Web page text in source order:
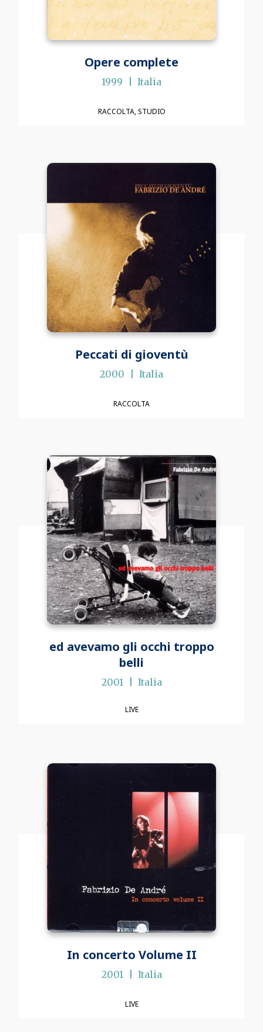
Opere complete
1999 Italia
RACCOLTA STUDIO
Peccati di gioventù
2000 Italia
RACCOLTA
ed avevamo gli occhi troppo
belli
2001 Italia
LIVE
In concerto Volume II
2001 Italia
LIVE